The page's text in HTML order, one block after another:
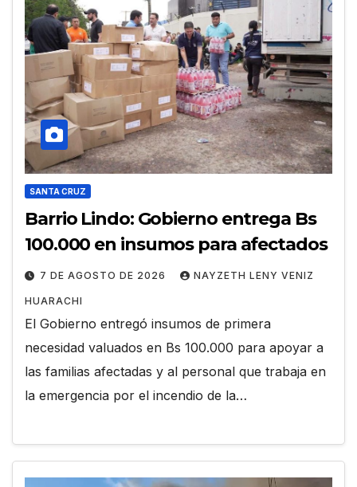
SANTA CRUZ
Barrio Lindo: Gobierno entrega Bs
100.000 en insumos para afectados
7 DE AGOSTO DE 2026 NAYZETH LENY VENIZ
HUARACHI
El Gobierno entregó insumos de primera
necesidad valuados en Bs 100.000 para apoyar a
las familias afectadas y al personal que trabaja en
la emergencia por el incendio de la…